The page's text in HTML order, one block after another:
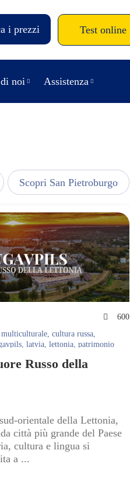
i prezzi Test online
noi Assistenza
Scopri San Pietroburgo
600
,cultura russa,
,latvia,lettonia,patrimonio
Russo della
orientale della Lettonia,
città più grande del Paese
cultura e lingua si
a ...